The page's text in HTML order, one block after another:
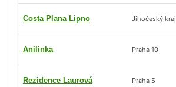
Costa Plana Lipno Jihočeský kraj
Anilinka Praha 10
Rezidence Laurová Praha 5